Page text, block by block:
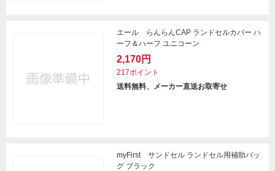
エール らんらんCAP ランドセルカバー ハ
ーフ＆ハーフ ユニコーン
2,170円
217ポイント
送料無料、メーカー直送お取寄せ
myFirst サンドセル ランドセル用補助バッ
グ ブラック